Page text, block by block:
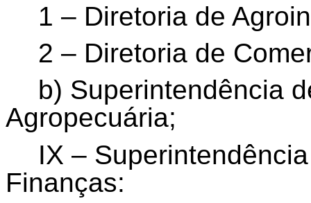
1 – Diretoria de
2 – Diretoria de
b) Superintendência
Agropecuária;
IX –
Finanças: